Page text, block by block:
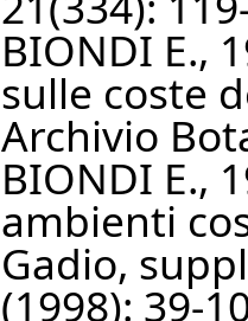
BIONDI E.,
sulle coste
Archivio
BIONDI E.,
ambienti
Gadio,
(1998): 39-